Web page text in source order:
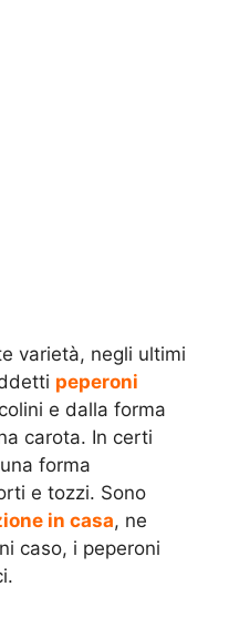
varietà, negli ultimi
peperoni
e dalla forma
carota. In certi
forma
e tozzi. Sono
in casa, ne
caso, i peperoni